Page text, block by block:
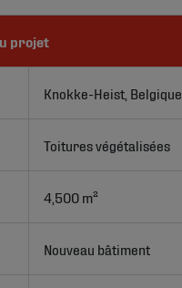
projet
Knokke-Heist, Belgique
Toitures végétalisées
4,500 m²
Nouveau bâtiment